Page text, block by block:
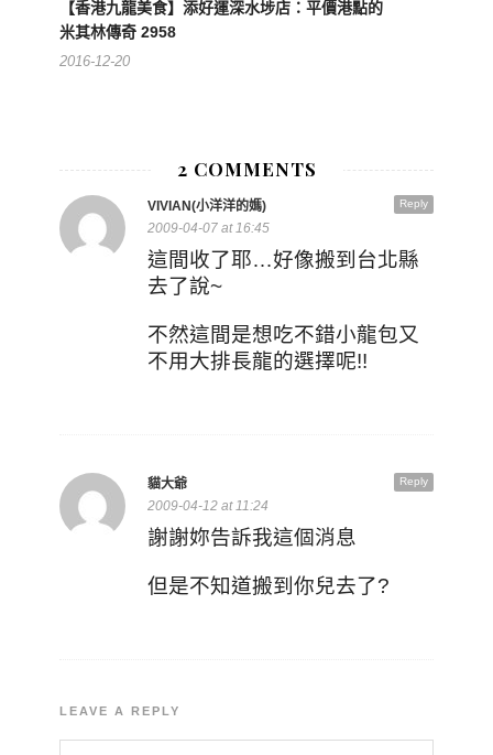
【香港九龍美食】添好運深水埗店：平價港點的
米其林傳奇 2958
2016-12-20
2 COMMENTS
Reply
VIVIAN(小洋洋的媽)
2009-04-07 at 16:45
這間收了耶…好像搬到台北縣
去了說~
不然這間是想吃不錯小龍包又
不用大排長龍的選擇呢!!
Reply
貓大爺
2009-04-12 at 11:24
謝謝妳告訴我這個消息
但是不知道搬到你兒去了?
LEAVE A REPLY